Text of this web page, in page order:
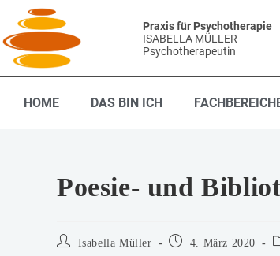
Praxis für Psychotherapie
ISABELLA MÜLLER
Psychotherapeutin
HOME DAS BIN ICH
Poesie- und
Isabella Müller 4. März 2020